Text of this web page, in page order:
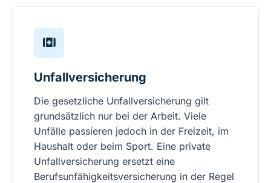
Unfallversicherung
Die gesetzliche Unfallversicherung gilt
grundsätzlich nur bei der Arbeit. Viele
Unfälle passieren jedoch in der Freizeit, im
Haushalt oder beim Sport. Eine private
Unfallversicherung ersetzt eine
Berufsunfähigkeitsversicherung in der Regel